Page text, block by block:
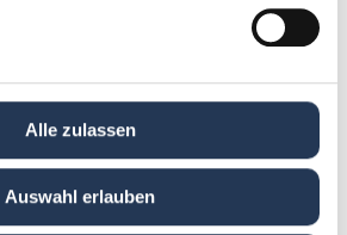
Alle zulassen
Auswahl erlauben
dienstleistungsorientiertes
zu bundesweiten
Verständnis und
Umgang mit MS Office